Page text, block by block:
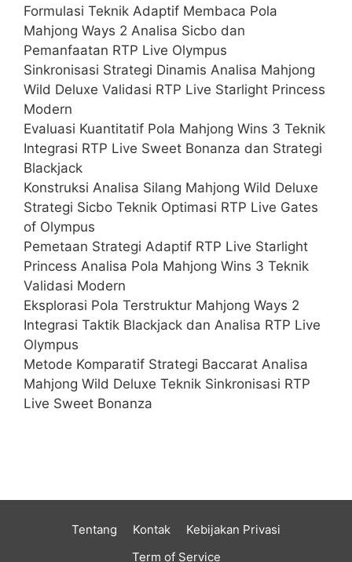
Formulasi Teknik Adaptif Membaca Pola
Mahjong Ways 2 Analisa Sicbo dan
Pemanfaatan RTP Live Olympus
Sinkronisasi Strategi Dinamis Analisa Mahjong
Wild Deluxe Validasi RTP Live Starlight Princess
Modern
Evaluasi Kuantitatif Pola Mahjong Wins 3 Teknik
Integrasi RTP Live Sweet Bonanza dan Strategi
Blackjack
Konstruksi Analisa Silang Mahjong Wild Deluxe
Strategi Sicbo Teknik Optimasi RTP Live Gates
of Olympus
Pemetaan Strategi Adaptif RTP Live Starlight
Princess Analisa Pola Mahjong Wins 3 Teknik
Validasi Modern
Eksplorasi Pola Terstruktur Mahjong Ways 2
Integrasi Taktik Blackjack dan Analisa RTP Live
Olympus
Metode Komparatif Strategi Baccarat Analisa
Mahjong Wild Deluxe Teknik Sinkronisasi RTP
Live Sweet Bonanza
Tentang Kontak
Kebijakan Privasi
Term of Service